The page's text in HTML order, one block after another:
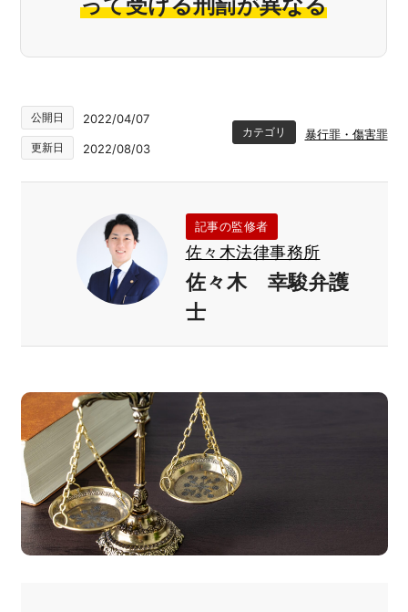
公開日 2022/04/07
更新日 2022/08/03
カテゴリ 暴行罪・傷害罪
佐々木法律事務所
佐々木 幸駿弁護
士
記事の監修者